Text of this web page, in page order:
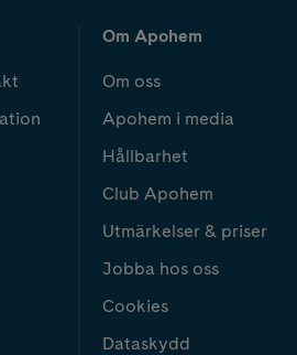
Om Apohem
Om oss
Apohem i media
Hållbarhet
Club Apohem
Utmärkelser & priser
Jobba hos oss
Cookies
Dataskydd